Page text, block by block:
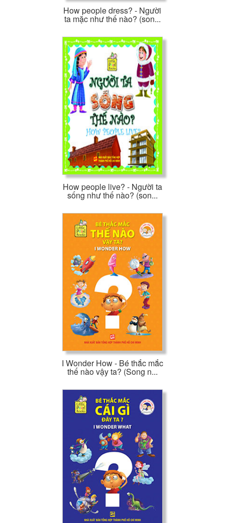
How people dress? - Người
ta mặc như thế nào? (son...
How people live? - Người ta
sống như thế nào? (son...
I Wonder How - Bé thắc mắc
thế nào vậy ta? (Song n...